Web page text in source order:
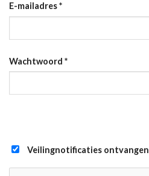
E-mailadres*
Wachtwoord *
Veilingnotificaties ontvangen